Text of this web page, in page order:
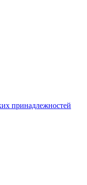
принадлежностей